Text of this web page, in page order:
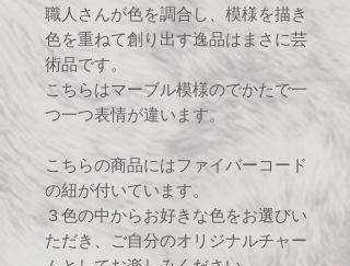
職人さんが色を調合し、模様を描き
色を重ねて創り出す逸品はまさに芸
術品です。
こちらはマーブル模様のでかたで一
つ一つ表情が違います。
こちらの商品にはファイバーコード
の紐が付いています。
３色の中からお好きな色をお選びい
ただき、ご自分のオリジナルチャー